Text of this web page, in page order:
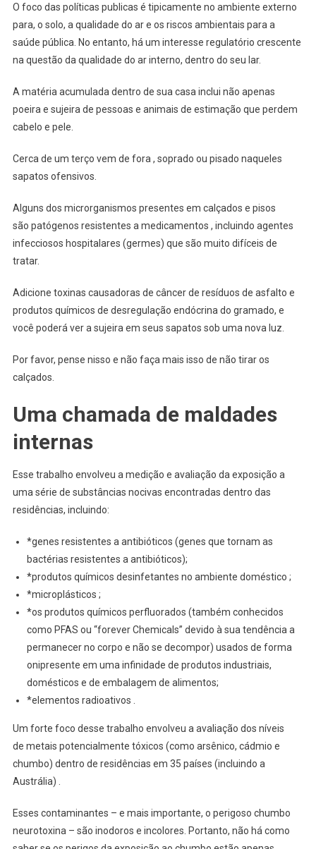
O foco das políticas publicas é tipicamente no ambiente externo
para, o solo, a qualidade do ar e os riscos ambientais para a
saúde pública. No entanto, há um interesse regulatório crescente
na questão da qualidade do ar interno, dentro do seu lar.
A matéria acumulada dentro de sua casa inclui não apenas
poeira e sujeira de pessoas e animais de estimação que perdem
cabelo e pele.
Cerca de um terço vem de fora , soprado ou pisado naqueles
sapatos ofensivos.
Alguns dos microrganismos presentes em calçados e pisos
são patógenos resistentes a medicamentos , incluindo agentes
infecciosos hospitalares (germes) que são muito difíceis de
tratar.
Adicione toxinas causadoras de câncer de resíduos de asfalto e
produtos químicos de desregulação endócrina do gramado, e
você poderá ver a sujeira em seus sapatos sob uma nova luz.
Por favor, pense nisso e não faça mais isso de não tirar os
calçados.
Uma chamada de maldades
internas
Esse trabalho envolveu a medição e avaliação da exposição a
uma série de substâncias nocivas encontradas dentro das
residências, incluindo:
*genes resistentes a antibióticos (genes que tornam as
bactérias resistentes a antibióticos);
*produtos químicos desinfetantes no ambiente doméstico ;
*microplásticos ;
*os produtos químicos perfluorados (também conhecidos
como PFAS ou “forever Chemicals” devido à sua tendência a
permanecer no corpo e não se decompor) usados de forma
onipresente em uma infinidade de produtos industriais,
domésticos e de embalagem de alimentos;
*elementos radioativos .
Um forte foco desse trabalho envolveu a avaliação dos níveis
de metais potencialmente tóxicos (como arsênico, cádmio e
chumbo) dentro de residências em 35 países (incluindo a
Austrália) .
Esses contaminantes – e mais importante, o perigoso chumbo
neurotoxina – são inodoros e incolores. Portanto, não há como